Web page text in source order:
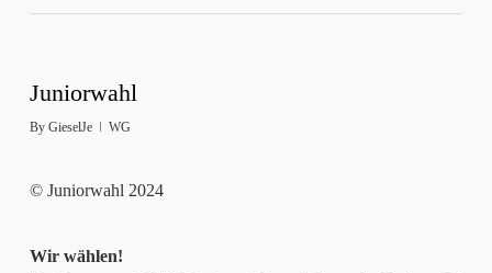
Juniorwahl
By GieselJe WG
© Juniorwahl 2024
Wir wählen!